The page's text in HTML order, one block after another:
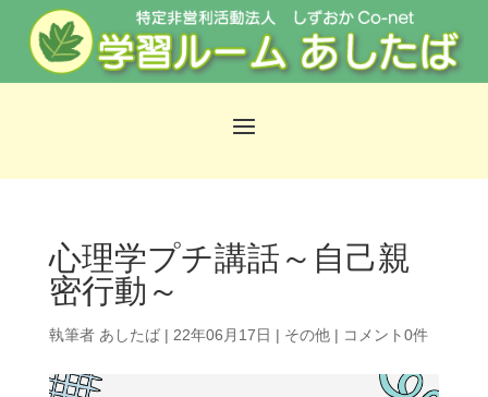
心理学プチ講話～自己親
密行動～
執筆者 あしたば| 22年06月17日 | その他| コメント0件